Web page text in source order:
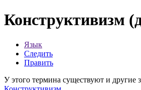
Конструктивизм
Язык
Следить
Править
У этого термина существуют и другие